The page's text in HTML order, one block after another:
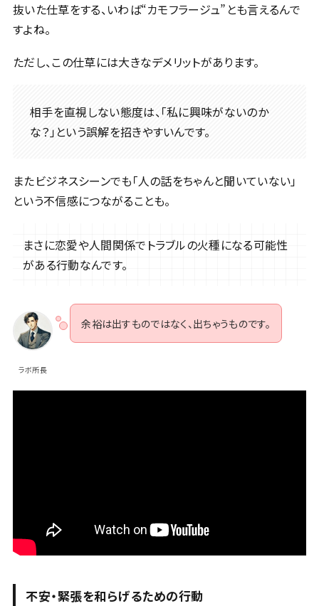
抜いた仕草をする、いわば“カモフラージュ”とも言えるんで
すよね。
ただし、この仕草には大きなデメリットがあります。
相手を直視しない態度は、「私に興味がないのか
な？」という誤解を招きやすいんです。
またビジネスシーンでも「人の話をちゃんと聞いていない」
という不信感につながることも。
まさに恋愛や人間関係でトラブルの火種になる可能性
がある行動なんです。
ラボ所長
余裕は出すものではなく、出ちゃうものです。
不安・緊張を和らげるための行動